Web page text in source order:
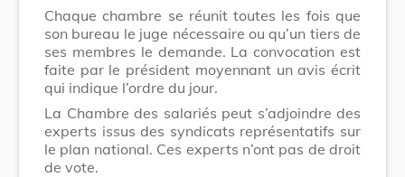
Chaque chambre se réunit toutes les fois que
son bureau le juge nécessaire ou qu’un tiers de
ses membres le demande. La convocation est
faite par le président moyennant un avis écrit
qui indique l’ordre du jour.
La Chambre des salariés peut s’adjoindre des
experts issus des syndicats représentatifs sur
le plan national. Ces experts n’ont pas de droit
de vote.